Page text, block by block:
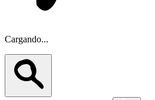
Cargando...